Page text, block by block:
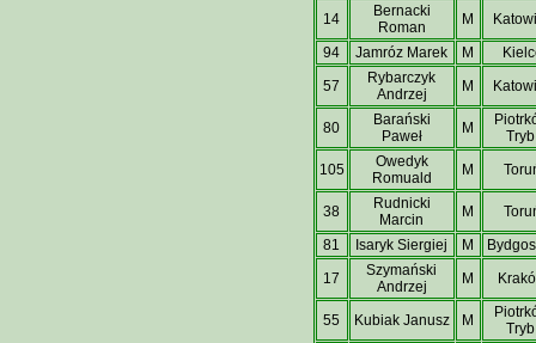
14
Bernacki
Roman
M
94
Jamróz Marek M
57
Rybarczyk
Andrzej
M
80
Barański
Paweł
M
105
Owedyk
Romuald
M
38
Rudnicki
Marcin
M
81
Isaryk Siergiej M
17
Szymański
Andrzej
M
55 Kubiak Janusz M